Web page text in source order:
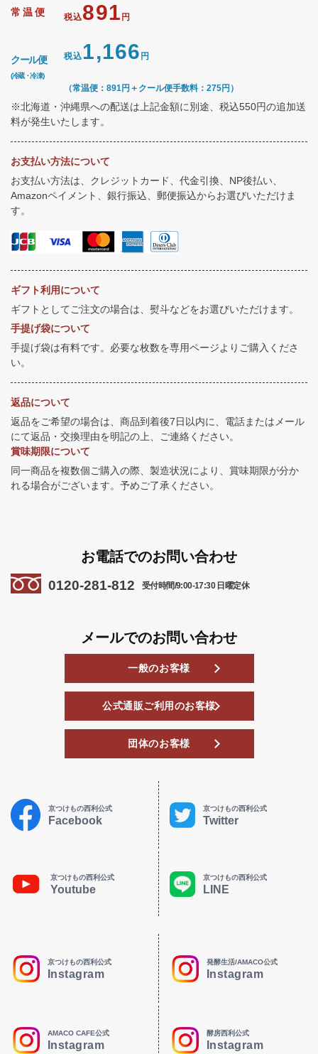
常温便 税込891 円
クール便
(冷蔵・冷凍)
税込1,166 円
（常温便：891円＋クール便手数料：275円）
※北海道・沖縄県への配送は上記金額に別途、税込550円の追加送
料が発生いたします。
お支払い方法について
お支払い方法は、クレジットカード、代金引換、NP後払い、
Amazonペイメント、銀行振込、郵便振込からお選びいただけま
す。
ギフト利用について
ギフトとしてご注文の場合は、熨斗などをお選びいただけます。
手提げ袋について
手提げ袋は有料です。必要な枚数を専用ページよりご購入くださ
い。
返品について
返品をご希望の場合は、商品到着後7日以内に、電話またはメール
にて返品・交換理由を明記の上、ご連絡ください。
賞味期限について
同一商品を複数個ご購入の際、製造状況により、賞味期限が分か
れる場合がございます。予めご了承ください。
お電話でのお問い合わせ
0120-281-812 受付時間/9:00-17:30 日曜定休
メールでのお問い合わせ
一般のお客様
公式通販ご利用のお客様
団体のお客様
京つけもの西利公式
Facebook
京つけもの西利公式
Twitter
京つけもの西利公式
Youtube
京つけもの西利公式
LINE
京つけもの西利公式
Instagram
発酵生活/AMACO公式
Instagram
AMACO CAFE公式
Instagram
酵房西利公式
Instagram